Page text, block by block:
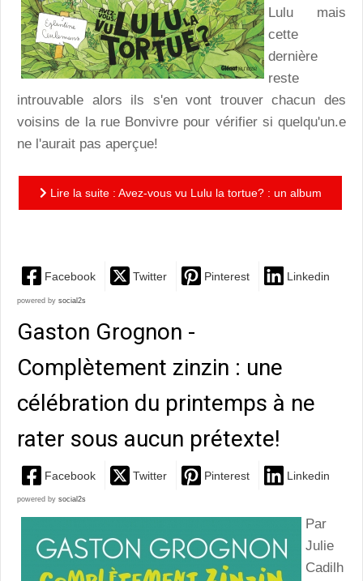
Lulu mais
cette
dernière
reste
introuvable alors ils s'en vont trouver chacun des
voisins de la rue Bonvivre pour vérifier si quelqu'un.e
ne l'aurait pas aperçue!
Lire la suite : Avez-vous vu Lulu la tortue? : un album
Facebook Twitter Pinterest Linkedin
powered by social2s
Gaston Grognon -
Complètement zinzin : une
célébration du printemps à ne
rater sous aucun prétexte!
Facebook Twitter Pinterest Linkedin
powered by social2s
Par
Julie
Cadilh